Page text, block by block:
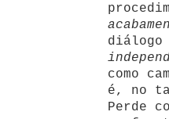
diálogo
como
é, no
Perde